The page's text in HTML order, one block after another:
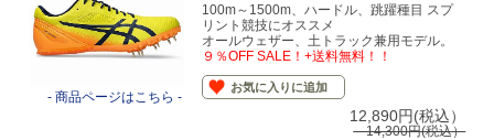
- 商品ページはこちら -
100m～1500m、ハードル、跳躍種目 スプ
リント競技にオススメ
オールウェザー、土トラック兼用モデル。
９％OFF SALE！+送料無料！！
お気に入りに追加
12,890円(税込）
14,300円(税込）